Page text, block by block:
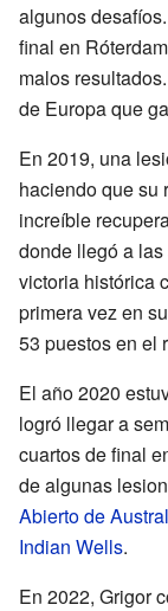
algunos
final en
malos
de Europa que
En 2019, una
haciendo que su
increíble
donde llegó a
victoria histórica
primera vez en
53 puestos en el
El año 2020
logró llegar a
cuartos de final
de algunas
Abierto de
Indian Wells.
En 2022, Grigor